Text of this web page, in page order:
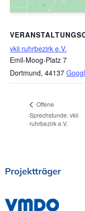
vkii ruhrbezirk e.V.
Emil-Moog-Platz 7
Dortmund, 44137
Offene
Sprechstunde: vkii
ruhrbezirk e.V.
Projektträger